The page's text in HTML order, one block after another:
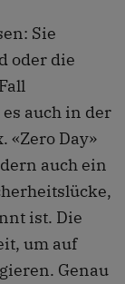
Sie
oder die
auch in der
Day»
auch ein
ist. Die
um auf
Genau